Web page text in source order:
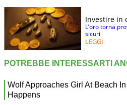
Investire in
L’oro torna
sicuri
LEGGI